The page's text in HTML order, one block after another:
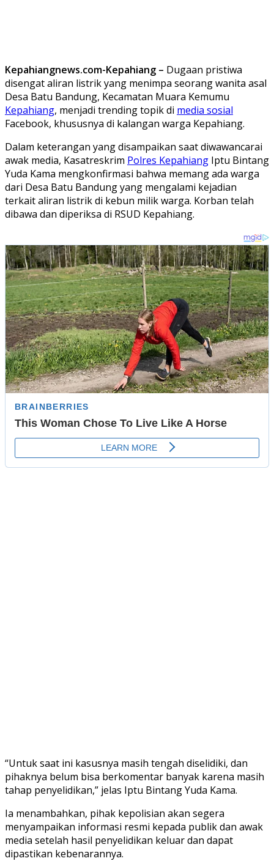
Kepahiangnews.com-Kepahiang – Dugaan pristiwa
disengat aliran listrik yang menimpa seorang wanita asal
Desa Batu Bandung, Kecamatan Muara Kemumu
Kepahiang, menjadi trending topik di media sosial
Facebook, khususnya di kalangan warga Kepahiang.
Dalam keterangan yang disampaikan saat diwawancarai
awak media, Kasatreskrim Polres Kepahiang Iptu Bintang
Yuda Kama mengkonfirmasi bahwa memang ada warga
dari Desa Batu Bandung yang mengalami kejadian
terkait aliran listrik di kebun milik warga. Korban telah
dibawa dan diperiksa di RSUD Kepahiang.
“Untuk saat ini kasusnya masih tengah diselidiki, dan
pihaknya belum bisa berkomentar banyak karena masih
tahap penyelidikan,” jelas Iptu Bintang Yuda Kama.
Ia menambahkan, pihak kepolisian akan segera
menyampaikan informasi resmi kepada publik dan awak
media setelah hasil penyelidikan keluar dan dapat
dipastikan kebenarannya.